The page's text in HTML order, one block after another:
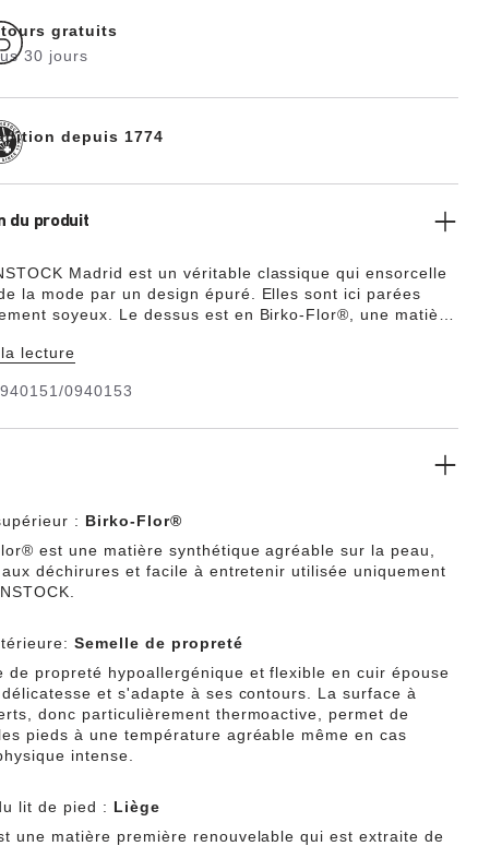
gratuits
30 jours
depuis 1774
du produit
Madrid est un véritable classique qui ensorcelle
la mode par un design épuré. Elles sont ici parées
soyeux. Le dessus est en Birko-Flor®, une matière
lecture
0940153
: Birko-Flor®
est une matière synthétique agréable sur la peau,
déchirures et facile à entretenir utilisée uniquement
Semelle de propreté
de propreté hypoallergénique et flexible en cuir épouse
et s'adapte à ses contours. La surface à
donc particulièrement thermoactive, permet de
pieds à une température agréable même en cas
intense.
lit de pied : Liège
une matière première renouvelable qui est extraite de